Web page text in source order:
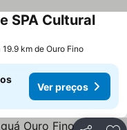
SPA CulturalVer
km de Ouro Fino
Ver preços